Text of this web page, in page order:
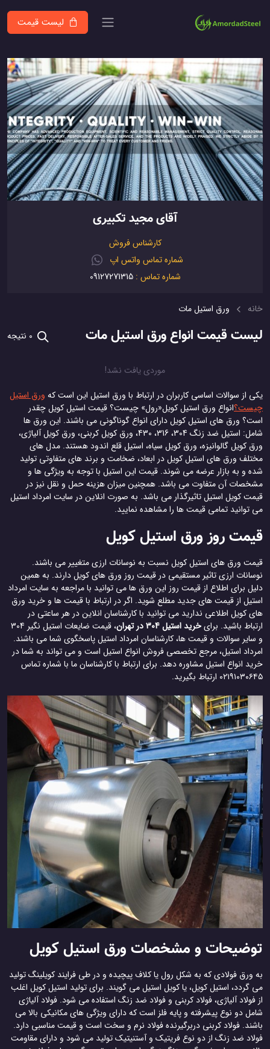
لیست قیمت
آقای مجید تکبیری
کارشناس فروش
شماره تماس واتس اپ
شماره تماس :09127271315
خانه ورق استیل مات
لیست قیمت انواع ورق استیل مات 0 نتیجه
موردی یافت نشد!
یکی از سوالات اساسی کاربران در ارتباط با ورق استیل این است که ورق استیل
چیست؟انواع ورق استیل کویل«رول» چیست؟ قیمت استیل کویل چقدر
است؟ ورق های استیل کویل دارای انواع گوناگونی می باشند. این ورق ها
شامل: استیل ضد زنگ 304، 316، 430، ورق کویل کربنی، ورق کویل آلیاژی،
ورق کویل گالوانیزه، ورق کویل سیاه، استیل قلع اندود هستند. مدل های
مختلف ورق های استیل کویل در ابعاد، ضخامت و برند های متفاوتی تولید
شده و به بازار عرضه می شوند. قیمت این استیل با توجه به ویژگی ها و
مشخصات آن متفاوت می باشد. همچنین میزان هزینه حمل و نقل نیز در
قیمت کویل استیل تاثیرگذار می باشد. به صورت انلاین در سایت امرداد استیل
می توانید تمامی قیمت ها را مشاهده نمایید.
قیمت روز ورق استیل کویل
قیمت ورق های استیل کویل نسبت به نوسانات ارزی متغییر می باشند.
نوسانات ارزی تاثیر مستقیمی در قیمت روز ورق های کویل دارند. به همین
دلیل برای اطلاع از قیمت روز این ورق ها می توانید با مراجعه به سایت امرداد
استیل از قیمت های جدید مطلع شوید. اگر در ارتباط با قیمت ها و خرید ورق
های کویل اطلاعی ندارید می توانید با کارشناسان انلاین در هر ساعتی در
ارتباط باشید. برایخرید استیل 304 در تهران
، قیمت ضایعات استیل نگیر 304
و سایر سوالات و قیمت ها، کارشناسان امرداد استیل پاسخگوی شما می باشند.
امرداد استیل، مرجع تخصصی فروش انواع استیل است و می تواند به شما در
خرید انواع استیل مشاوره دهد. برای ارتباط با کارشناسان ما با شماره تماس
۰۲۱۹۱۰۳۰۶۴۵ ارتباط بگیرید.
توضیحات و مشخصات ورق استیل کویل
به ورق فولادی که به شکل رول یا کلاف پیچیده و در طی فرایند کویلینگ تولید
می گردد، استیل کویل، یا کویل استیل می گویند. برای تولید استیل کویل اغلب
از فولاد آلیاژی، فولاد کربنی و فولاد ضد زنگ استفاده می شود. فولاد آلیاژی
شامل دو نوع پیشرفته و پایه فلز است که دارای ویژگی های مکانیکی بالا می
باشند. فولاد کربنی دربرگیرنده فولاد نرم و سخت است و قیمت مناسبی دارد.
فولاد ضد زنگ از دو نوع فریتیک و آستنیتیک تولید می شود و دارای مقاومت